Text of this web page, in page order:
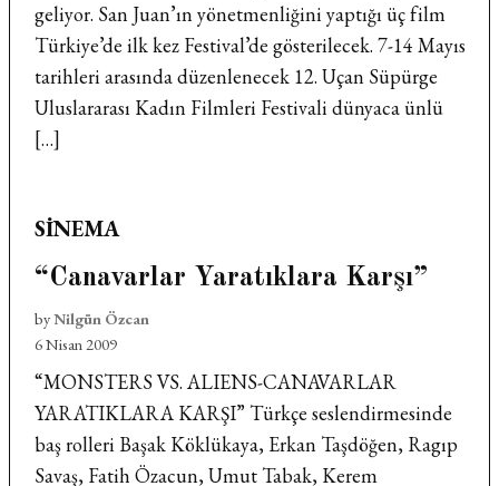
geliyor. San Juan’ın yönetmenliğini yaptığı üç film
Türkiye’de ilk kez Festival’de gösterilecek. 7-14 Mayıs
tarihleri arasında düzenlenecek 12. Uçan Süpürge
Uluslararası Kadın Filmleri Festivali dünyaca ünlü
[…]
POSTED
SINEMA
“Canavarlar Yaratıklara Karşı”
byNilgün Özcan
6 Nisan 2009
“MONSTERS VS. ALIENS-CANAVARLAR
YARATIKLARA KARŞI” Türkçe seslendirmesinde
baş rolleri Başak Köklükaya, Erkan Taşdöğen, Ragıp
Savaş, Fatih Özacun, Umut Tabak, Kerem